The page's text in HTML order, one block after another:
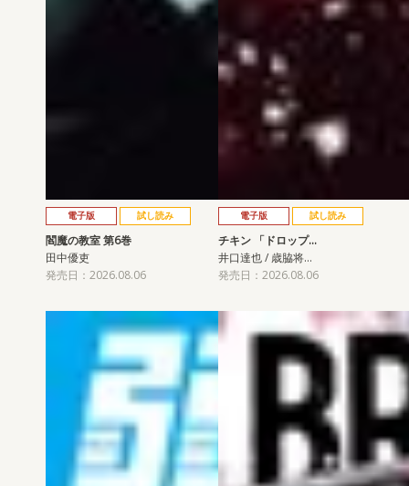
電子版 試し読み
閻魔の教室 第6巻
田中優吏
発売日：2026.08.06
電子版 試し読み
チキン 「ドロップ…
井口達也 / 歳脇将…
発売日：2026.08.06